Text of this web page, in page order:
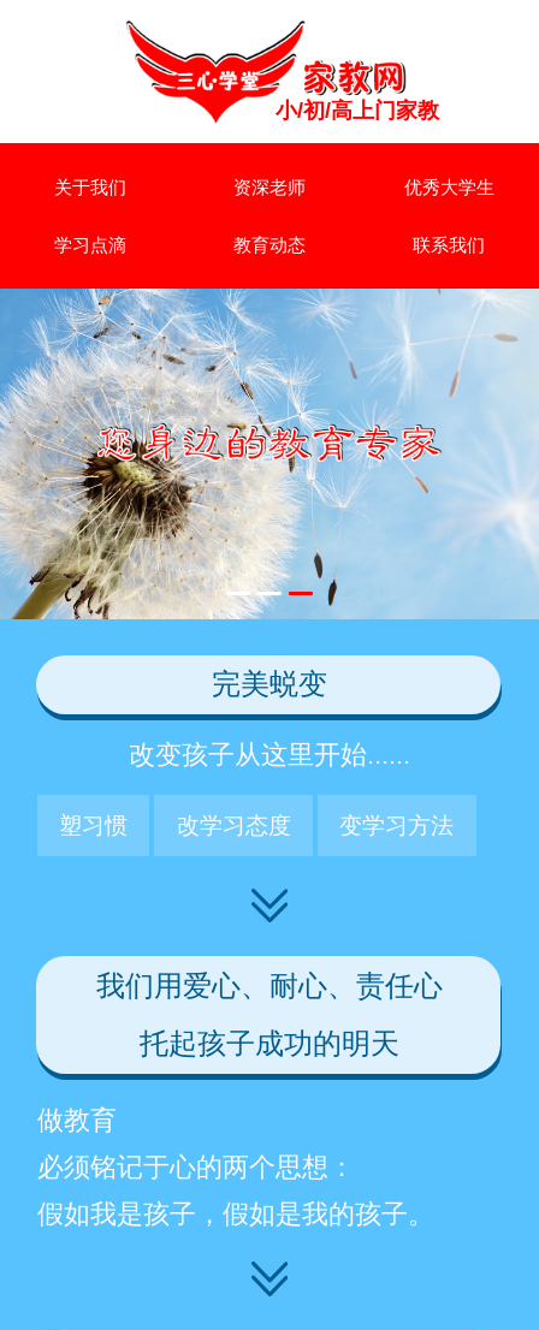
小/初/高上门家教
关于我们 资深老师 优秀大学生
学习点滴 教育动态 联系我们
完美蜕变
改变孩子从这里开始......
塑习惯 改学习态度 变学习方法
我们用爱心、耐心、责任心
托起孩子成功的明天
做教育
必须铭记于心的两个思想：
假如我是孩子，假如是我的孩子。